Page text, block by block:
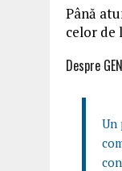
Până
celor de
Despre
Un